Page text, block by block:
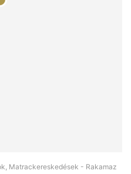
Matrackereskedések - Rakamaz